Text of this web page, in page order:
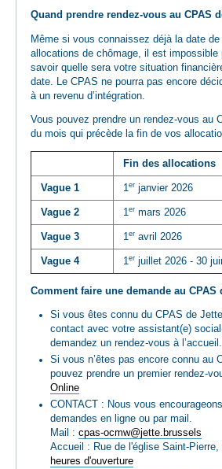
Quand prendre rendez-vous au CPAS
Même si vous connaissez déjà la date
allocations de chômage, il est impossible
savoir quelle sera votre situation
date. Le CPAS ne pourra pas encore
à un revenu d’intégration.
Vous pouvez prendre un rendez-vous au
du mois qui précède la fin de vos
Fin des allocations
Vague 1 1er janvier 2026
Vague 2 1er mars 2026
Vague 3 1er avril 2026
Vague 4 1er juillet 2026 - 30
Comment faire une demande au CPAS
Si vous êtes connu du CPAS de
contact avec votre assistant(e)
demandez un rendez-vous à l’accueil.
Si vous n’êtes pas encore connu au
pouvez prendre un premier rendez-
Online
CONTACT : Nous vous
demandes en ligne ou par mail.
Mail : cpas-ocmw@jette.brussels
Accueil : Rue de l'église Saint-
heures d'ouverture